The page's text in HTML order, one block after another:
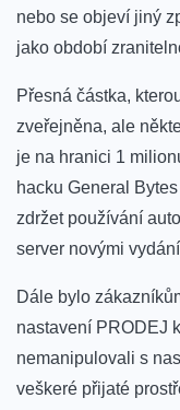
nebo se objeví jiný
jako období
Přesná částka,
zveřejněna, ale
je na hranici 1
hacku General
zdržet používání
server novými
Dále bylo
nastavení PRODEJ
nemanipulovali s
veškeré přijaté